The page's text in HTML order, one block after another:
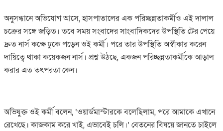
অনুসন্ধানে অভিযোগ আসে, হাসপাতালের এক পরিচ্ছন্নতাকর্মীও এই দালাল
চক্রের সঙ্গে জড়িত। তবে সময় সংবাদের সাংবাদিকদের উপস্থিতি টের পেয়ে
দ্রুত নার্স কক্ষে ঢুকে পড়েন ওই কর্মী। পরে তার উপস্থিতি অস্বীকার করেন
দায়িত্বে থাকা কয়েকজন নার্স। প্রশ্ন উঠছে, একজন পরিচ্ছন্নতাকর্মীকে আড়াল
করার এত তৎপরতা কেন।
অভিযুক্ত ওই কর্মী বলেন, ‘ওয়ার্ডমাস্টারকে বলেছিলাম, পরে আমাকে এখানে
রেখেছে। কাজকাম করে খাই, এভাবেই চলি।’ বেতনের বিষয়ে জানতে চাইলে